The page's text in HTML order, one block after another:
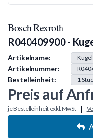
Bosch Rexroth
R040409900 -
Produkt Information
Artikelname:
Artikelnummer:
Bestelleinheit: 1
Preis auf
je Bestelleinheit exkl. MwSt |